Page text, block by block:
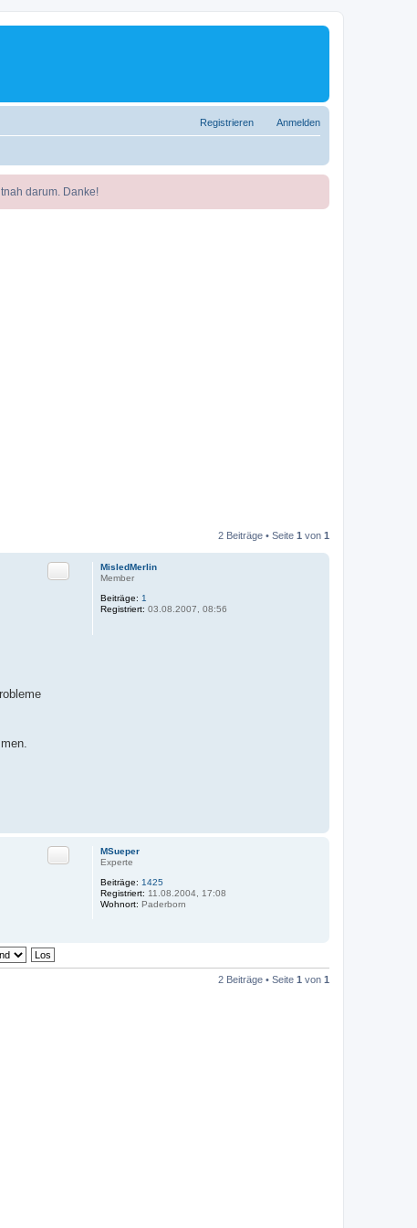
Anmelden
Registrieren
darum. Danke!
2 Beiträge • Seite 1 von 1
MisledMerlin
Member
Beiträge: 1
Registriert: 03.08.2007, 08:56
Zitat
MSueper
Experte
Beiträge: 1425
Registriert: 11.08.2004, 17:08
Wohnort: Paderborn
Zitat
2 Beiträge • Seite 1 von 1